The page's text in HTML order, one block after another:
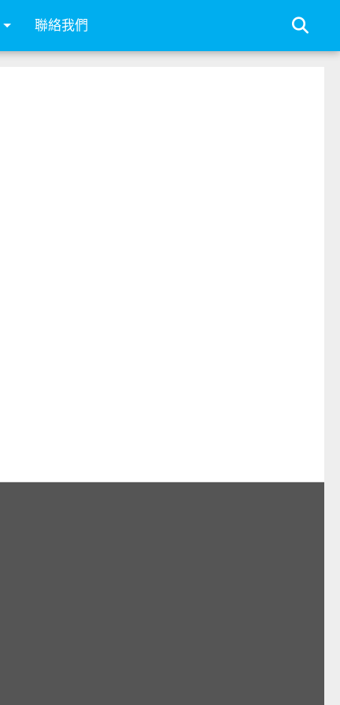
聯絡我們